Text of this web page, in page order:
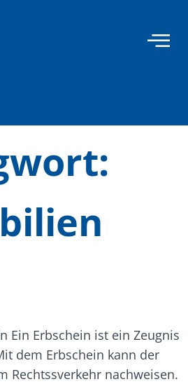
Ein Erbschein ist ein Zeugnis
dem Erbschein kann der
Rechtssverkehr nachweisen.